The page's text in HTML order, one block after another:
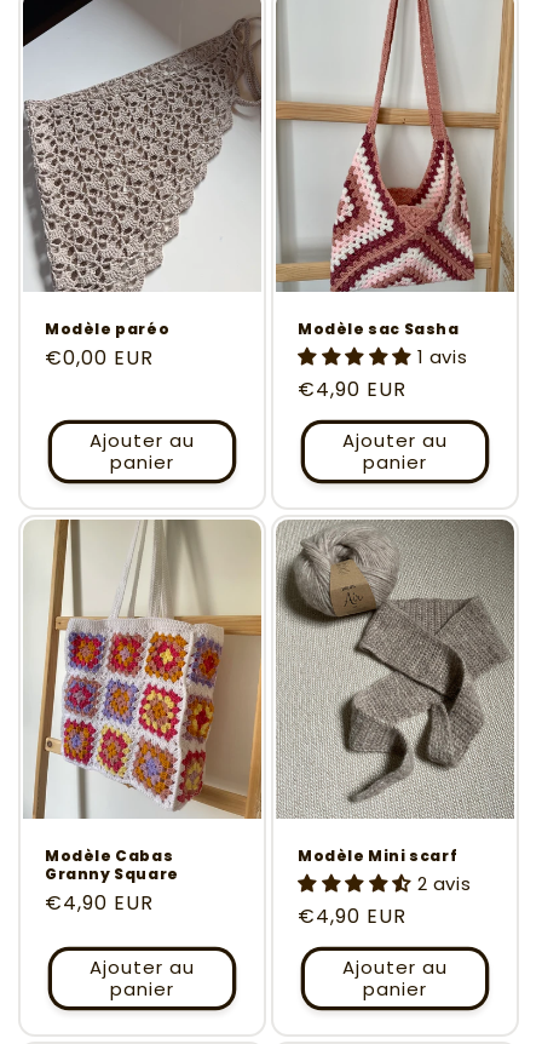
Modèle paréo
Prix
€0,00 EUR
Ajouter au
panier
Modèle sac Sasha
1 avis
Prix
habituel
€4,90 EUR
Ajouter au
panier
Modèle Cabas
Granny Square
Prix
€4,90 EUR
Ajouter au
panier
Modèle Mini scarf
2 avis
Prix
habituel
€4,90 EUR
Ajouter au
panier